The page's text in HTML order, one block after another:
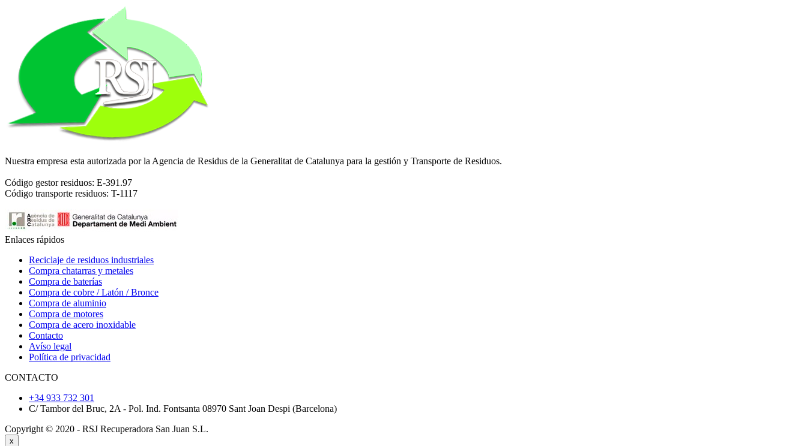
Nuestra empresa esta autorizada por la Agencia de Residus de la Generalitat de Catalunya para la gestión y Transporte de Residuos.
Código gestor residuos: E-391.97
Código transporte residuos: T-1117
Enlaces rápidos
Reciclaje de residuos industriales
Compra chatarras y metales
Compra de baterías
Compra de cobre / Latón / Bronce
Compra de aluminio
Compra de motores
Compra de acero inoxidable
Contacto
Avíso legal
Política de privacidad
CONTACTO
+34 933 732 301
C/ Tambor del Bruc, 2A - Pol. Ind. Fontsanta 08970 Sant Joan Despi (Barcelona)
Copyright © 2020 - RSJ Recuperadora San Juan S.L.